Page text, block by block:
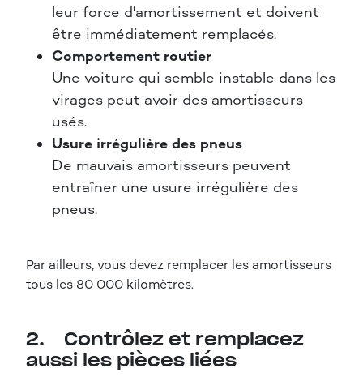
leur force d'amortissement et doivent
être immédiatement remplacés.
Comportement routier
Une voiture qui semble instable dans les
virages peut avoir des amortisseurs
usés.
Usure irrégulière des pneus
De mauvais amortisseurs peuvent
entraîner une usure irrégulière des
pneus.
Par ailleurs, vous devez remplacer les amortisseurs
tous les 80 000 kilomètres.
2. Contrôlez et remplacez
aussi les pièces liées